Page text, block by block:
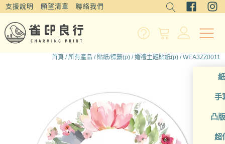
支援說明 願望清單 聯絡我們
手
凸
超
首頁 /所有產品 /貼紙/標籤(p) /婚禮主題貼紙(p) / WEA3ZZ0011